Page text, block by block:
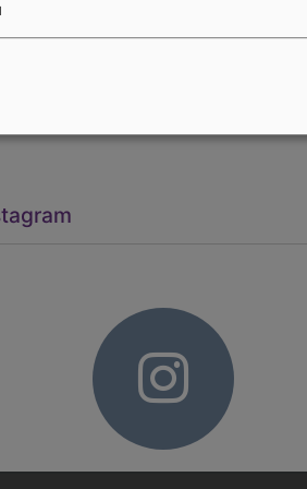
erhalten oder es direkt zu bestellen.